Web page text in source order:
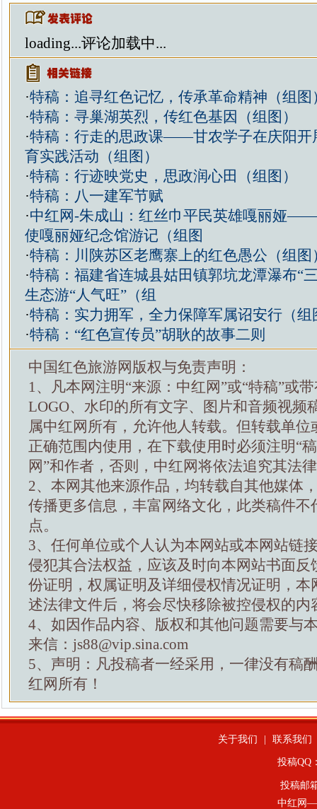
loading...评论加载中...
·特稿：追寻红色记忆，传承革命精神（组图
·特稿：寻巢湖英烈，传红色基因（组图）
·特稿：行走的思政课——甘农学子在庆阳开
育实践活动（组图）
·特稿：行迹映党史，思政润心田（组图）
·特稿：八一建军节赋
·中红网-朱成山：红丝巾平民英雄嘎丽娅
使嘎丽娅纪念馆游记（组图
·特稿：川陕苏区老鹰寨上的红色愚公（组图
·特稿：福建省连城县姑田镇郭坑龙潭瀑布“
生态游“人气旺”（组
·特稿：实力拥军，全力保障军属诏安行（组
·特稿：“红色宣传员”胡耿的故事二则
中国红色旅游网版权与免责声明：
1、凡本网注明“来源：中红网”或“特稿”或
LOGO、水印的所有文字、图片和音频视频
属中红网所有，允许他人转载。但转载单位
正确范围内使用，在下载使用时必须注明“
网”和作者，否则，中红网将依法追究其法
2、本网其他来源作品，均转载自其他媒体
传播更多信息，丰富网络文化，此类稿件不
点。
3、任何单位或个人认为本网站或本网站链
侵犯其合法权益，应该及时向本网站书面反
份证明，权属证明及详细侵权情况证明，本
述法律文件后，将会尽快移除被控侵权的内
4、如因作品内容、版权和其他问题需要与
来信：js88@vip.sina.com
5、声明：凡投稿者一经采用，一律没有稿
红网所有！
关于我们 联系我们
投稿QQ
投稿邮
中红网—